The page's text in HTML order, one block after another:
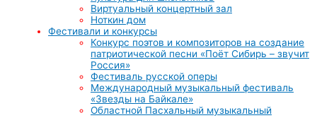
Виртуальный концертный зал
Ноткин дом
Фестивали и конкурсы
Конкурс поэтов и композиторов на создание
патриотической песни «Поёт Сибирь – звучит
Россия»
Фестиваль русской оперы
Международный музыкальный фестиваль
«Звезды на Байкале»
Областной Пасхальный музыкальный